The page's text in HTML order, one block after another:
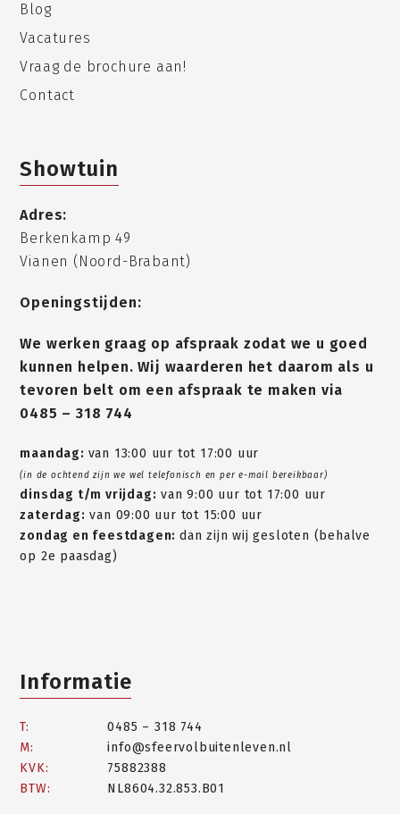
Blog
Vacatures
Vraag de brochure aan!
Contact
Showtuin
Adres:
Berkenkamp 49
Vianen (Noord-Brabant)
Openingstijden:
We werken graag op afspraak zodat we u goed
kunnen helpen. Wij waarderen het daarom als u
tevoren belt om een afspraak te maken via
0485 – 318 744
maandag: van 13:00 uur tot 17:00 uur
(in de ochtend zijn we wel telefonisch en per e-mail bereikbaar)
dinsdag t/m vrijdag: van 9:00 uur tot 17:00 uur
zaterdag: van 09:00 uur tot 15:00 uur
zondag en feestdagen:dan zijn wij gesloten (behalve
op 2e paasdag)
Informatie
T:
0485 – 318 744
M:
info@sfeervolbuitenleven.nl
KVK:
75882388
BTW:
NL8604.32.853.B01